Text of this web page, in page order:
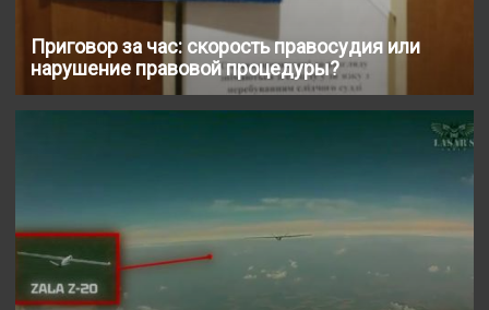
Приговор за час: скорость правосудия или
нарушение правовой процедуры?